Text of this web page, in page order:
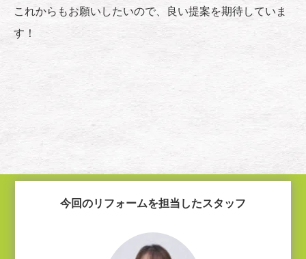
これからもお願いしたいので、良い提案を期待していま
す！
今回のリフォームを担当したスタッフ